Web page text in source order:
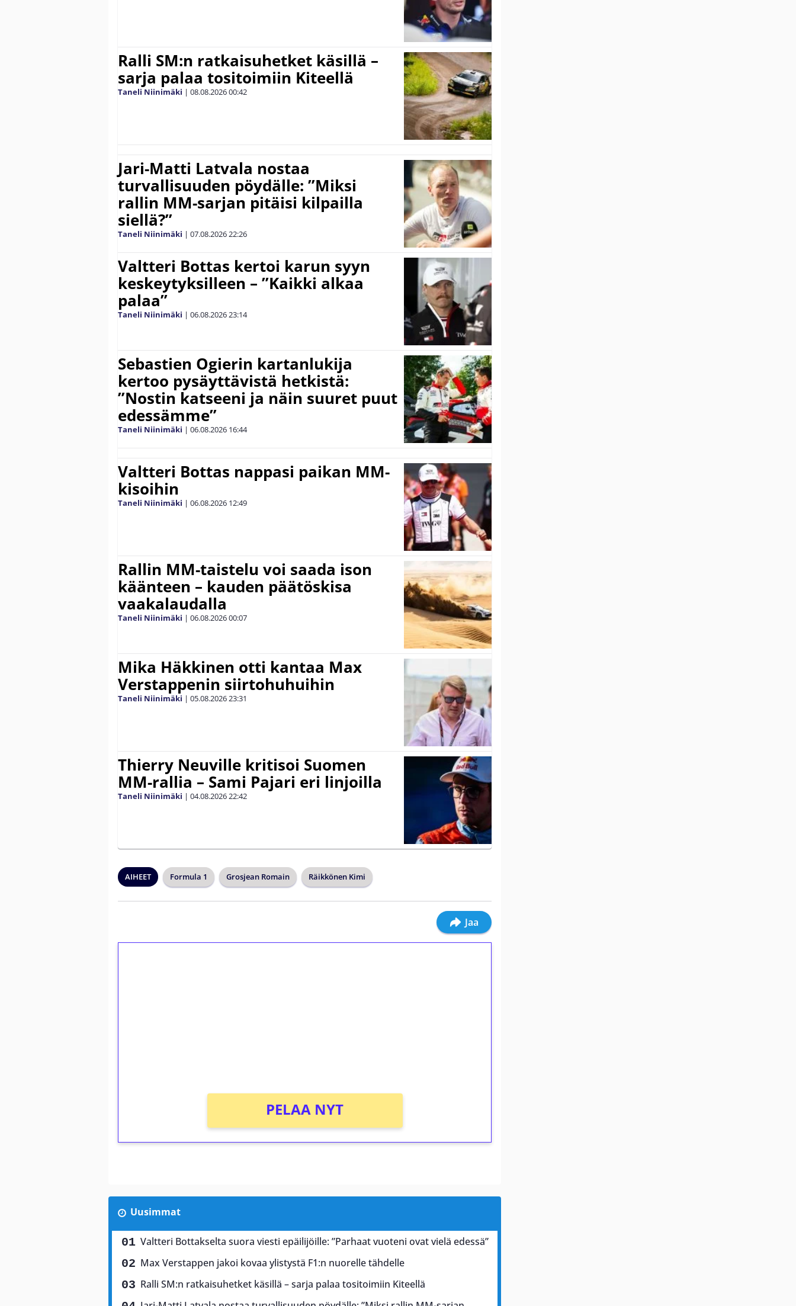
Ralli SM:n ratkaisuhetket käsillä –
sarja palaa tositoimiin Kiteellä
Taneli Niinimäki | 08.08.202600:42
Jari-Matti Latvala nostaa
turvallisuuden pöydälle: ”Miksi
rallin MM-sarjan pitäisi kilpailla
siellä?”
Taneli Niinimäki | 07.08.202622:26
Valtteri Bottas kertoi karun syyn
keskeytyksilleen – ”Kaikki alkaa
palaa”
Taneli Niinimäki | 06.08.202623:14
Sebastien Ogierin kartanlukija
kertoo pysäyttävistä hetkistä:
”Nostin katseeni ja näin suuret puut
edessämme”
Taneli Niinimäki | 06.08.2026 16:44
Valtteri Bottas nappasi paikan MM-
kisoihin
Taneli Niinimäki | 06.08.2026 12:49
Rallin MM-taistelu voi saada ison
käänteen – kauden päätöskisa
vaakalaudalla
Taneli Niinimäki | 06.08.202600:07
Mika Häkkinen otti kantaa Max
Verstappenin siirtohuhuihin
Taneli Niinimäki | 05.08.202623:31
Thierry Neuville kritisoi Suomen
MM-rallia – Sami Pajari eri linjoilla
Taneli Niinimäki | 04.08.202622:42
AIHEET Formula 1 Grosjean Romain Räikkönen Kimi
Jaa
PELAA NYT
Uusimmat
Valtteri Bottakselta suora viesti epäilijöille: ”Parhaat vuoteni ovat vielä edessä”
Max Verstappen jakoi kovaa ylistystä F1:n nuorelle tähdelle
Ralli SM:n ratkaisuhetket käsillä – sarja palaa tositoimiin Kiteellä